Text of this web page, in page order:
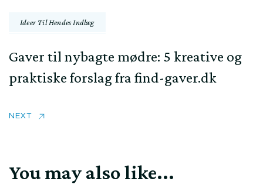
Ideer Til Hendes Indlæg
Gaver til nybagte mødre: 5 kreative og
praktiske forslag fra find-gaver.dk
NEXT
You may also like...